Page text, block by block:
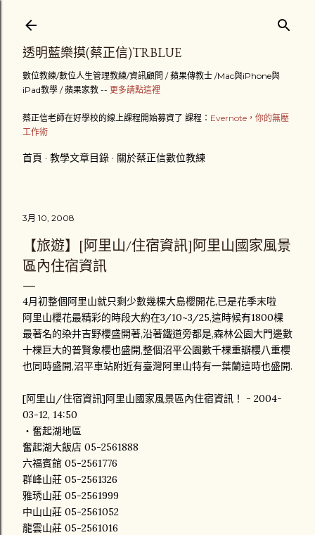
透明藍樂摸(蔡正信)TRBLUE
數位教練/數位人生管理教練/資訊顧問 / 蘋果傳教士 /Mac與iPhone與
iPad教學 / 蘋果家教 -- 更多請點這裡
蔡正信老師在好學校的線上課程開始募資了 課程： Evernote，你的無壓
工作術
首頁 教學文章目錄 關於蔡正信數位教練
3月 10, 2008
【旅遊】[阿里山/住宿資訊]阿里山國家風景
區內住宿資訊
4月初整個阿里山就只剩少數幾棵大島櫻開花,已是花季末啦
阿里山櫻花最精彩的時段大約在3/10~3/25,這時候有1800棵
最著名的染井吉野櫻盛開著,沿著鐵道旁都是,森林公園大門邊數
十棵巨大的普賢象櫻也盛開,整個沼平公園數千棵重瓣櫻八重櫻
也同時盛開,沼平車站附近有臺灣阿里山特有一葉蘭這時也盛開.
[阿里山/住宿資訊]阿里山國家風景區內住宿資訊！ - 2004-
03-12, 14:50
‧奮起湖地區
奮起湖大飯店 05-2561888
六福賓館 05-2561776
群峰山莊 05-2561326
雅琇山莊 05-2561999
中山山莊 05-2561052
龍雲山莊 05-2561016